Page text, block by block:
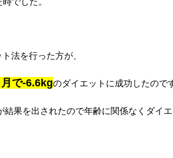
法を行った方が、
で-6.6kgのダイエットに成功したので
結果を出されたので年齢に関係なくダイ